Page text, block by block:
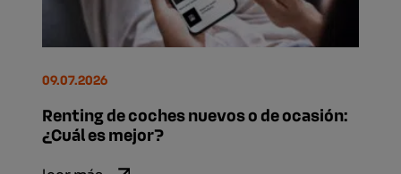
Renting de coches nuevos o de ocasión:
¿Cuál es mejor?
09.07.2026